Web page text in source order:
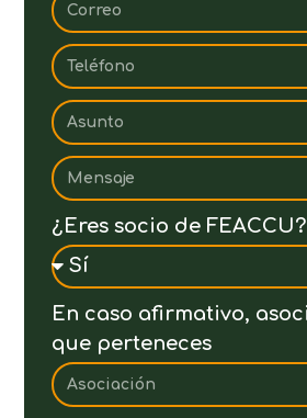
¿Eres socio de FEACCU?
En caso afirmativo,
que perteneces